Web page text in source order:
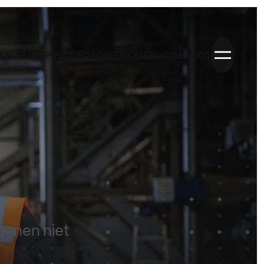
CONTACTGEGEVENS
085 060 48 85
info@nexpact.com
Liessentstraat 9a, 5405 AH Uden
niet